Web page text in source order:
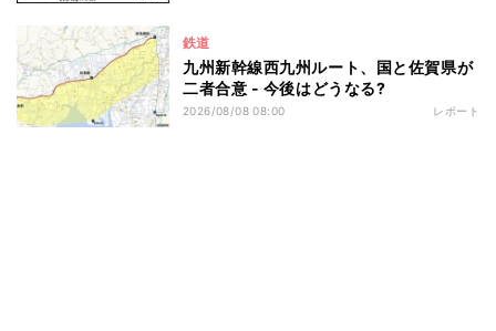
鉄道
九州新幹線西九州ルート、国と佐賀県が
二者合意 - 今後はどうなる?
2026/08/08 08:00 レポート